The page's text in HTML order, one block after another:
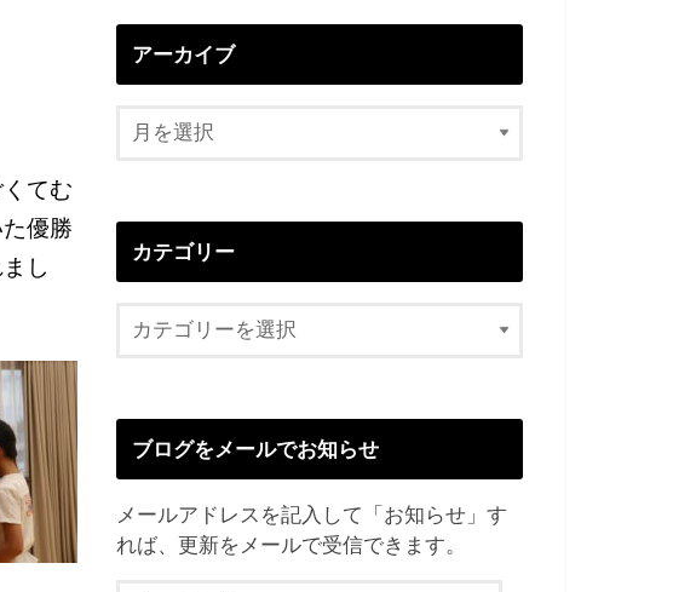
てむ
優勝
し
アーカイブ
カテゴリー
ブログをメールでお知らせ
メールアドレスを記入して「お知らせ」す
れば、更新をメールで受信できます。